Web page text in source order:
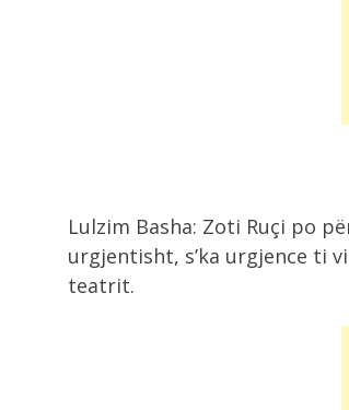
Lulzim Basha: Zoti Ruçi po
urgjentisht, s’ka urgjence ti
teatrit.